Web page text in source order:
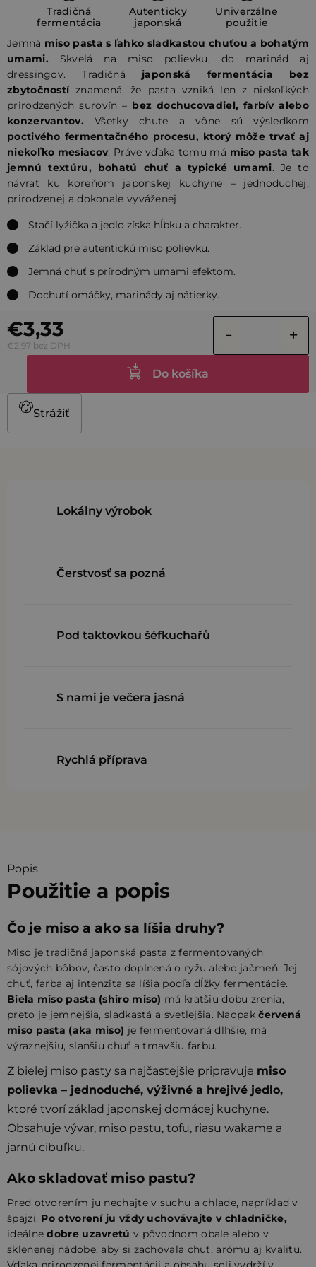
Tradičná
fermentácia
Autenticky
japonská
Univerzálne
použitie
Jemná miso pasta s ľahko sladkastou chuťou a bohatým
umami. Skvelá na miso polievku, do marinád aj
dressingov. Tradičná japonská fermentácia bez
zbytočnostíznamená, že pasta vzniká len z niekoľkých
prirodzených surovín – bez dochucovadiel, farbív alebo
konzervantov. Všetky chute a vône sú výsledkom
poctivého fermentačného procesu, ktorý môže trvať aj
niekoľko mesiacov. Práve vďaka tomu má miso pasta tak
jemnú textúru, bohatú chuť a typické umami. Je to
návrat ku koreňom japonskej kuchyne – jednoduchej,
prirodzenej a dokonale vyváženej.
Stačí lyžička a jedlo získa hĺbku a charakter.
Základ pre autentickú miso polievku.
Jemná chuť s prírodným umami efektom.
Dochutí omáčky, marinády aj nátierky.
€3,33
€2,97 bez DPH
Do košíka
Strážiť
Lokálny výrobok
Čerstvosť sa pozná
Pod taktovkou šéfkuchařů
S nami je večera jasná
Rychlá příprava
Popis
Použitie a popis
Čo je miso a ako sa líšia druhy?
Miso je tradičná japonská pasta z fermentovaných
sójových bôbov, často doplnená o ryžu alebo jačmeň. Jej
chuť, farba aj intenzita sa líšia podľa dĺžky fermentácie.
Biela miso pasta (shiro miso) má kratšiu dobu zrenia,
preto je jemnejšia, sladkastá a svetlejšia. Naopakčervená
miso pasta (aka miso) je fermentovaná dlhšie, má
výraznejšiu, slanšiu chuť a tmavšiu farbu.
Z bielej miso pasty sa najčastejšie pripravuje miso
polievka – jednoduché, výživné a hrejivé jedlo,
ktoré tvorí základ japonskej domácej kuchyne.
Obsahuje vývar, miso pastu, tofu, riasu wakame a
jarnú cibuľku.
Ako skladovať miso pastu?
Pred otvorením ju nechajte v suchu a chlade, napríklad v
špajzi. Po otvorení ju vždy uchovávajte v chladničke,
ideálnedobre uzavretú v pôvodnom obale alebo v
sklenenej nádobe, aby si zachovala chuť, arómu aj kvalitu.